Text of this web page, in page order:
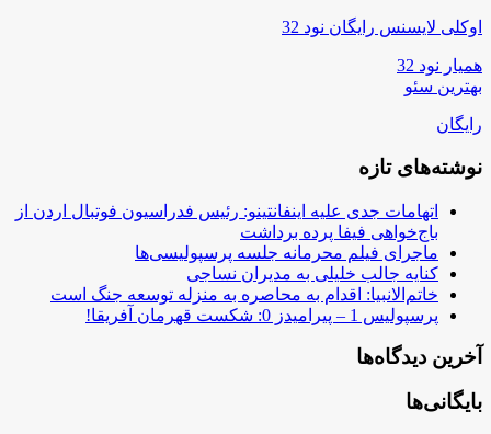
اوکلی لایسنس رایگان نود 32
همیار نود 32
بهترین سئو
رایگان
نوشته‌های تازه
اتهامات جدی علیه اینفانتینو: رئیس فدراسیون فوتبال اردن از
باج‌خواهی فیفا پرده برداشت
ماجرای فیلم محرمانه جلسه پرسپولیسی‌ها
کنایه جالب خلیلی به مدیران نساجی
خاتم‌الانبیا: اقدام به محاصره به منزله توسعه جنگ است
پرسپولیس 1 – پیرامیدز 0: شکست قهرمان آفریقا!
آخرین دیدگاه‌ها
بایگانی‌ها